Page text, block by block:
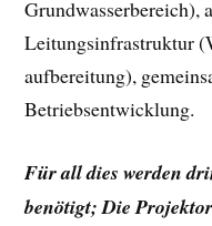
Grundwasserbereich),
Leitungsinfrastruktur
aufbereitung),
Betriebsentwicklung.
Für all dies werden
benötigt; Die